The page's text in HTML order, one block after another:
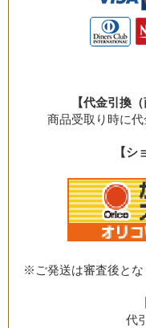
【代金引換
商品受取り時に代
【シ
※ご発送は審査後とな
代